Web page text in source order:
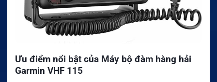
Ưu điểm nổi bật của Máy bộ đàm hàng hải
Garmin VHF 115